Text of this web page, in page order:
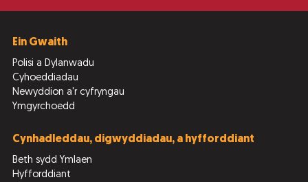
Ein Gwaith
Polisi a Dylanwadu
Cyhoeddiadau
Newyddion a'r cyfryngau
Ymgyrchoedd
Cynhadleddau, digwyddiadau, a hyfforddiant
Beth sydd Ymlaen
Hyfforddiant